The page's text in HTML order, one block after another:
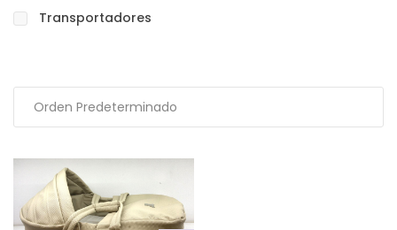
Transportadores